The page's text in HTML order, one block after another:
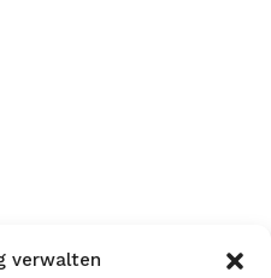
verwalten